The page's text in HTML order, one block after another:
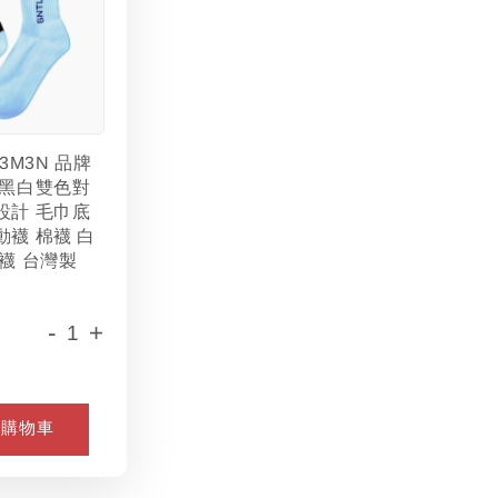
品牌
白雙色對
計 毛巾底
襪 棉襪 白
台灣製
- +
物車